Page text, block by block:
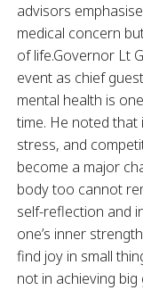
advisors
medical concern
of life.Governor Lt
event as chief
mental health is
time. He noted that
stress, and
become a major
body too cannot
self-reflection and
one’s inner
find joy in small
not in achieving